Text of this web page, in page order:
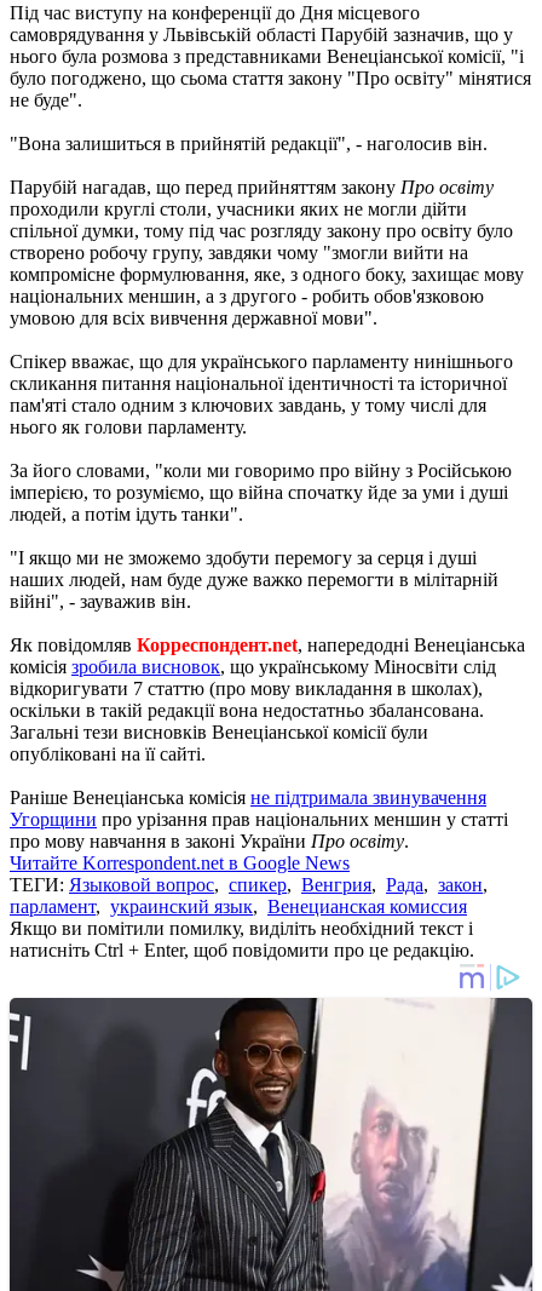
Під час виступу на конференції до Дня місцевого
самоврядування у Львівській області Парубій зазначив, що у
нього була розмова з представниками Венеціанської комісії, "і
було погоджено, що сьома стаття закону "Про освіту" мінятися
не буде".
"Вона залишиться в прийнятій редакції", - наголосив він.
Парубій нагадав, що перед прийняттям закону Про освіту
проходили круглі столи, учасники яких не могли дійти
спільної думки, тому під час розгляду закону про освіту було
створено робочу групу, завдяки чому "змогли вийти на
компромісне формулювання, яке, з одного боку, захищає мову
національних меншин, а з другого - робить обов'язковою
умовою для всіх вивчення державної мови".
Спікер вважає, що для українського парламенту нинішнього
скликання питання національної ідентичності та історичної
пам'яті стало одним з ключових завдань, у тому числі для
нього як голови парламенту.
За його словами, "коли ми говоримо про війну з Російською
імперією, то розуміємо, що війна спочатку йде за уми і душі
людей, а потім ідуть танки".
"І якщо ми не зможемо здобути перемогу за серця і душі
наших людей, нам буде дуже важко перемогти в мілітарній
війні", - зауважив він.
Як повідомляв Корреспондент.net, напередодні Венеціанська
комісія зробила висновок, що українському Міносвіти слід
відкоригувати 7 статтю (про мову викладання в школах),
оскільки в такій редакції вона недостатньо збалансована.
Загальні тези висновків Венеціанської комісії були
опубліковані на її сайті.
Раніше Венеціанська комісія не підтримала звинувачення
Угорщини про урізання прав національних меншин у статті
про мову навчання в законі України Про освіту.
Читайте Korrespondent.net в Google News
ТЕГИ: Языковой вопрос, спикер, Венгрия, Рада, закон,
парламент, украинский язык, Венецианская комиссия
Якщо ви помітили помилку, виділіть необхідний текст і
натисніть Ctrl + Enter, щоб повідомити про це редакцію.